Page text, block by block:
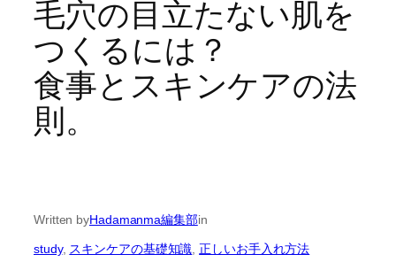
毛穴の目立たない肌を
つくるには？
食事とスキンケアの法
則。
Written byHadamanma編集部in
study, スキンケアの基礎知識 , 正しいお手入れ方法